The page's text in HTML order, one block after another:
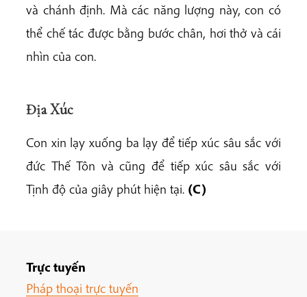
và chánh định. Mà các năng lượng này, con có
thể chế tác được bằng bước chân, hơi thở và cái
nhìn của con.
Địa Xúc
Con xin lạy xuống ba lạy để tiếp xúc sâu sắc với
đức Thế Tôn và cũng để tiếp xúc sâu sắc với
Tịnh độ của giây phút hiện tại. (C)
Trực tuyến
Pháp thoại trực tuyến